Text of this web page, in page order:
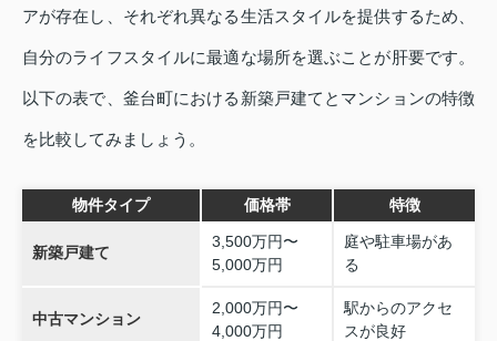
アが存在し、それぞれ異なる生活スタイルを提供するため、
自分のライフスタイルに最適な場所を選ぶことが肝要です。
以下の表で、釜台町における新築戸建てとマンションの特徴
を比較してみましょう。
物件タイプ 価格帯 特徴
新築戸建て
3,500万円〜
5,000万円
庭や駐車場があ
る
中古マンション
2,000万円〜
4,000万円
駅からのアクセ
スが良好